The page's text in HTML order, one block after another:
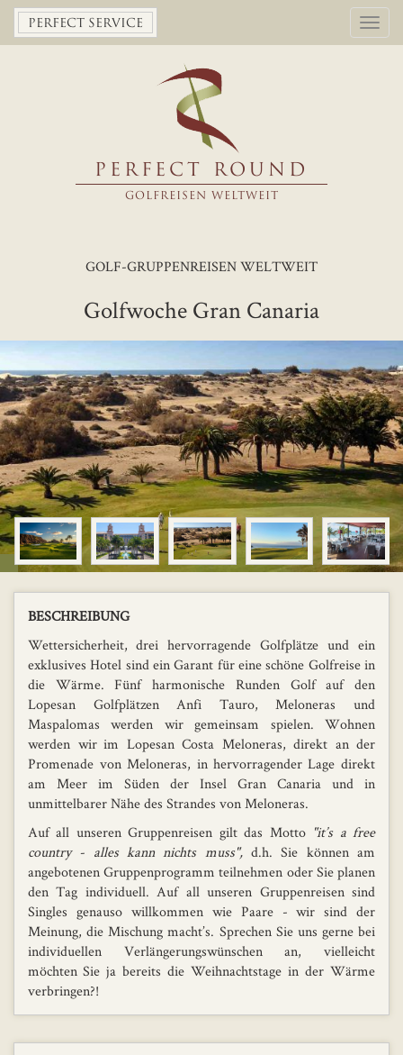
PERFECT SERVICE
PERFECT ROUND
GOLFREISEN WELTWEIT
GOLF-GRUPPENREISEN WELTWEIT
Golfwoche Gran Canaria
BESCHREIBUNG
Wettersicherheit, drei hervorragende Golfplätze und ein
exklusives Hotel sind ein Garant für eine schöne Golfreise in
die Wärme. Fünf harmonische Runden Golf auf den
Lopesan Golfplätzen Anfi Tauro, Meloneras und
Maspalomas werden wir gemeinsam spielen. Wohnen
werden wir im Lopesan Costa Meloneras, direkt an der
Promenade von Meloneras, in hervorragender Lage direkt
am Meer im Süden der Insel Gran Canaria und in
unmittelbarer Nähe des Strandes von Meloneras.
Auf all unseren Gruppenreisen gilt das Motto "it’s a free
country - alles kann nichts muss", d.h. Sie können am
angebotenen Gruppenprogramm teilnehmen oder Sie planen
den Tag individuell. Auf all unseren Gruppenreisen sind
Singles genauso willkommen wie Paare - wir sind der
Meinung, die Mischung macht’s. Sprechen Sie uns gerne bei
individuellen Verlängerungswünschen an, vielleicht
möchten Sie ja bereits die Weihnachtstage in der Wärme
verbringen?!